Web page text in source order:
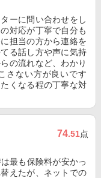
ーに問い合わせをし
対応が丁寧で自分も
担当の方から連絡を
る話し方や声に気持
の流れなど、わかり
さない方が良いです
くなる程の丁寧な対
74.51点
最も保険料が安かっ
えたが、ネットでの